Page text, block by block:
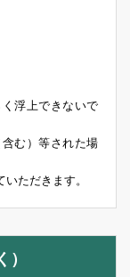
浮上できないで
む）等された場
ただきます。